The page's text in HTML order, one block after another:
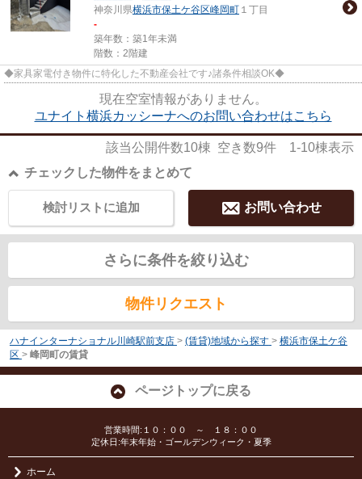
神奈川県横浜市保土ケ谷区峰岡町 １丁目
-
築年数：築1年未満
階数：2階建
◆家具家電付き物件に特化した不動産会社です♪諸条件相談OK◆
現在空室情報がありません。
ユナイト横浜カッシーナへのお問い合わせはこちら
該当公開件数10棟 空き数9件 1-10棟表示
チェックした物件をまとめて
お問い合わせ
検討リストに追加
さらに条件を絞り込む
物件リクエスト
ハナインターナショナル川崎駅前支店 > (賃貸)地域から探す > 横浜市保土ケ谷
区 > 峰岡町の賃貸
ページトップに戻る
営業時間:１０：００ ～ １８：００
定休日:年末年始・ゴールデンウィーク・夏季
ホーム